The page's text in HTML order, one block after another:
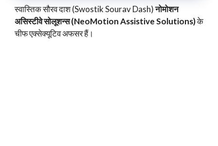
स्वास्तिक सौरव दाश (Swostik Sourav Dash)नोमोशन
असिस्टीवे सोलूशन्स (NeoMotion Assistive Solutions)के
चीफ एक्सेक्यूटिव अफसर हैं।